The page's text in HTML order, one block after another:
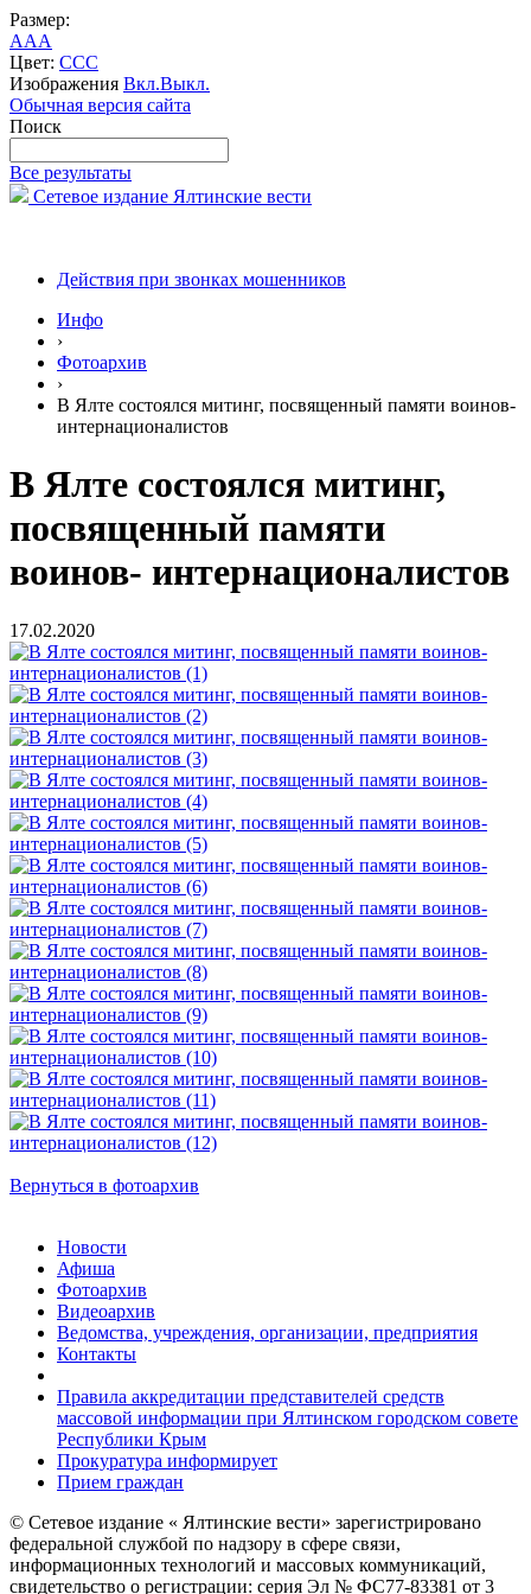
Размер:
AAA
Цвет: CCC
Изображения Вкл.Выкл.
Обычная версия сайта
Поиск
Все результаты
Сетевое издание Ялтинские вести
Действия при звонках мошенников
Инфо
›
Фотоархив
›
В Ялте состоялся митинг, посвященный памяти воинов-
интернационалистов
В Ялте состоялся митинг,
посвященный памяти
воинов- интернационалистов
17.02.2020
Вернуться в фотоархив
Новости
Афиша
Фотоархив
Видеоархив
Ведомства, учреждения, организации, предприятия
Контакты
Правила аккредитации представителей средств
массовой информации при Ялтинском городском совете
Республики Крым
Прокуратура информирует
Прием граждан
© Сетевое издание « Ялтинские вести» зарегистрировано
федеральной службой по надзору в сфере связи,
информационных технологий и массовых коммуникаций,
свидетельство о регистрации: серия Эл № ФС77-83381 от 3